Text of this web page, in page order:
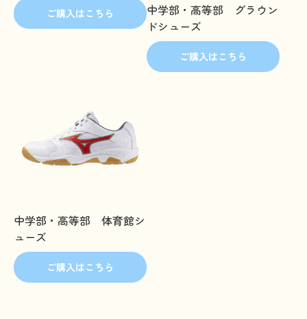
ご購入はこちら
中学部・高等部 グラウン
ドシューズ
ご購入はこちら
中学部・高等部 体育館シ
ューズ
ご購入はこちら